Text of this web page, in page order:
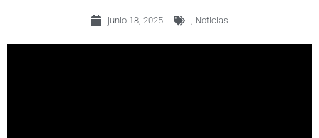
junio 18, 2025 , Noticias